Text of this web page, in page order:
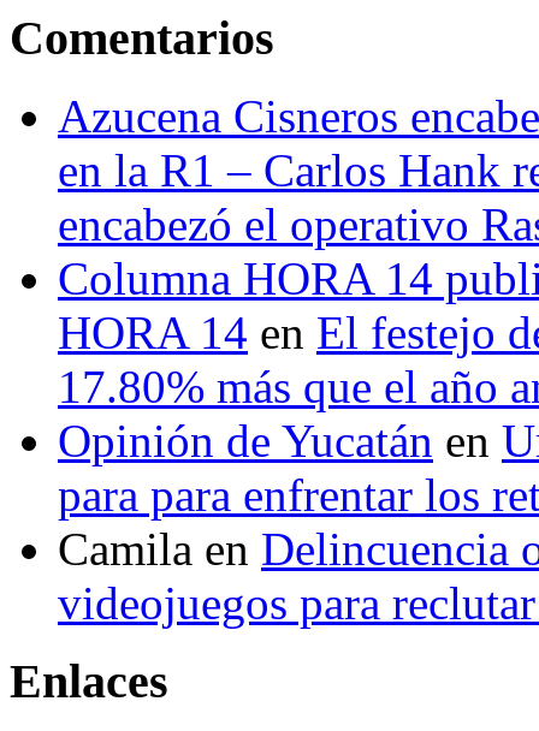
Comentarios
Azucena Cisneros
en la R1 – Carlos Hank
encabezó el operativo
Columna HORA 14
HORA 14 en El festejo
17.80% más que el año
Opinión de Yucatán en
para para enfrentar los
Camila en Delincuencia
videojuegos para
Enlaces